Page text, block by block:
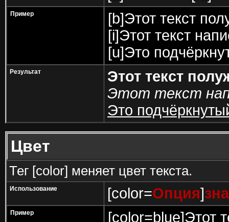
Пример
[b]Этот текст
[i]Этот текст
[u]Это
Результат
Этот текст
Этот текст
Это
Цвет
Тег [color] меняет цвет текста.
Использование [color=Опция]
Пример [color=blue]Этот